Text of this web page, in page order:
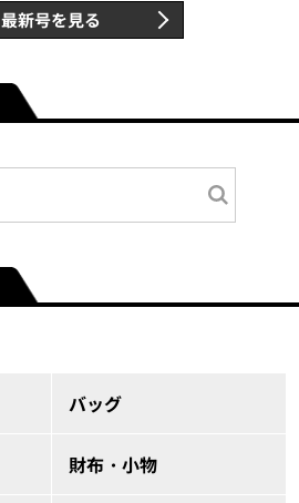
最新号を見る
バッグ
財布・小物